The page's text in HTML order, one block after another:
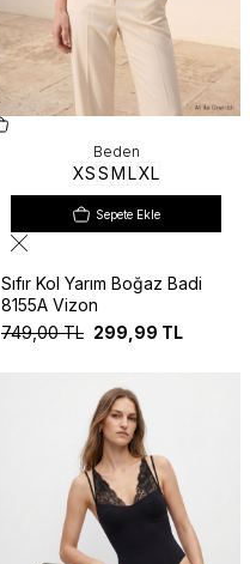
Beden
XSSMLXL
Sepete Ekle
Sıfır Kol Yarım Boğaz Badi
8155A Vizon
749,00TL 299,99 TL